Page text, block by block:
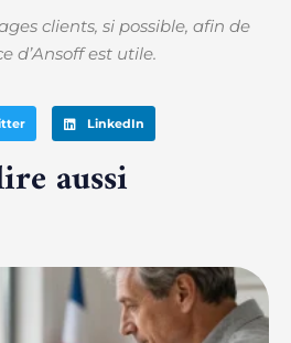
clients, si possible, afin de
d’Ansoff est utile.
LinkedIn
aussi